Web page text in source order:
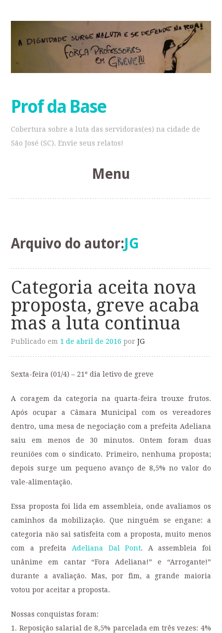
Prof da Base
Cobertura sobre a luta das servidoras(es) na cidade de
São José (SC). Envie seus relatos!
Menu
conteúdo
Arquivo do autor: JG
Categoria aceita nova
proposta, greve acaba
mas a luta continua
Publicado em 1 de abril de 2016 porJG
Sexta-feira (01/4) – 21º dia letivo de greve
A coragem da categoria na quarta-feira trouxe frutos.
Após ocupar a Câmara Municipal com os vereadores
dentro, uma mesa de negociação com a prefeita Adeliana
saiu em menos de 30 minutos. Ontem foram duas
reuniões com o sindicato. Primeiro, nenhuma proposta;
depois surge um pequeno avanço de 8,5% no valor do
vale-alimentação.
Essa proposta foi lida em assembleia, onde avaliamos os
caminhos da mobilização. Que ninguém se engane: a
categoria não sai satisfeita com a proposta, muito menos
com a prefeita Adeliana Dal Pont. A assembleia foi
unânime em cantar “Fora Adeliana!” e “Arrogante!”
durante a avaliação. Mas, por fim, a grande maioria
votou por aceitar a proposta.
Nossas conquistas foram:
1. Reposição salarial de 8,5% parcelada em três vezes: 4%